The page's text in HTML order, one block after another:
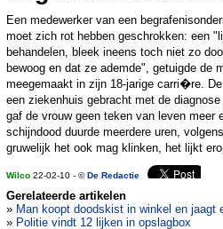
Een medewerker van een
moet zich rot hebben geschrokken: een
behandelen, bleek ineens toch niet zo
bewoog en dat ze ademde", getuigde de
meegemaakt in zijn 18-jarige carri�re.
een ziekenhuis gebracht met de
gaf de vrouw geen teken van leven meer
schijndood duurde meerdere uren,
gruwelijk het ook mag klinken, het lijkt
Wilco 22-02-10 - ©De Redactie
Gerelateerde artikelen
» Man koopt doodskist in winkel en jaagt
» Politie vindt 12 lijken in opslagbox